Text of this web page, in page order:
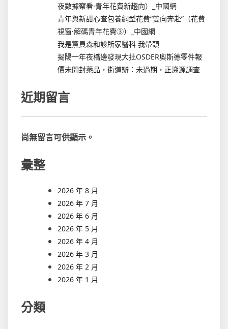
夜數據察看·青年花費新趨向）_中國網
青年與新甜心查包養網型花費“雙向奔赴”（花費
視窗·解碼青年花費③）_中國網
我是黨員森和診所家醫科 我帶頭
揭陽一年夜橋邊發現大批OSDER奧斯德零件報
價未開封藥品，街道辦：未過期，正溯源調查
近期留言
尚無留言可供顯示。
彙整
2026 年 8 月
2026 年 7 月
2026 年 6 月
2026 年 5 月
2026 年 4 月
2026 年 3 月
2026 年 2 月
2026 年 1 月
分類